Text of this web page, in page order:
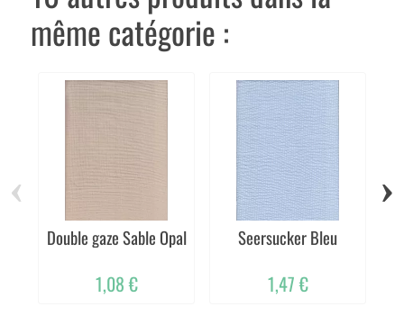
même catégorie :
Double gaze Sable Opal
1,08 €
Seersucker Bleu
1,47 €
‹ ›